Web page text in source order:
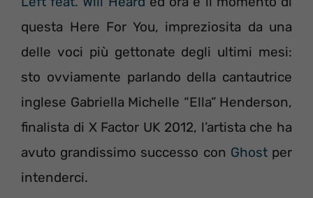
questa Here For You, impreziosita da una
delle voci più gettonate degli ultimi mesi:
sto ovviamente parlando della cantautrice
inglese Gabriella Michelle “Ella” Henderson,
finalista di X Factor UK 2012, l’artista che ha
avuto grandissimo successo con Ghostper
intenderci.